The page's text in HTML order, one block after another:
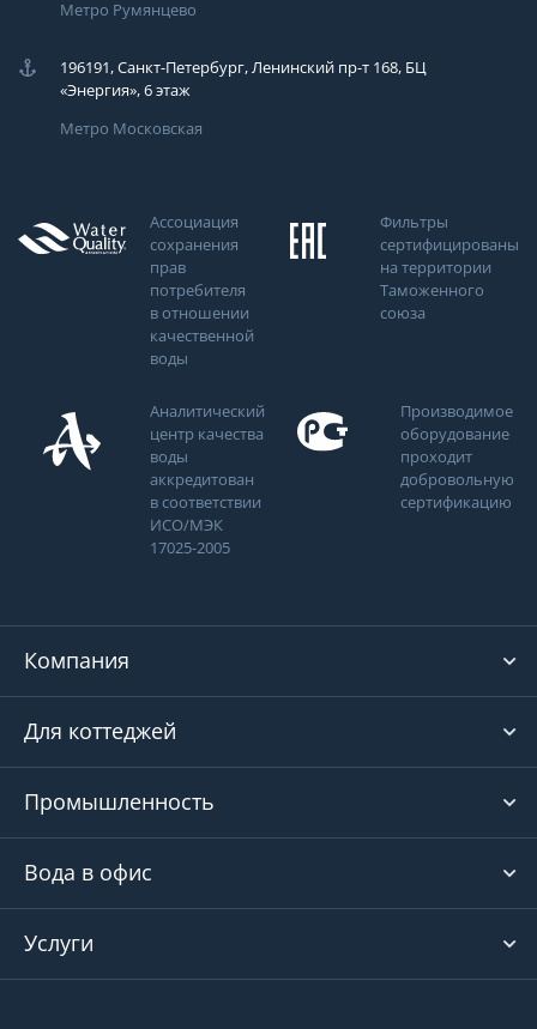
Метро Румянцево
196191, Санкт-Петербург, Ленинский пр-т 168, БЦ
«Энергия», 6 этаж
Метро Московская
Ассоциация
сохранения
прав
потребителя
в отношении
качественной
воды
Фильтры
сертифицированы
на территории
Таможенного
союза
Аналитический
центр качества
воды
аккредитован
в соответствии
ИСО/МЭК
17025-2005
Производимое
оборудование
проходит
добровольную
сертификацию
Компания
Для коттеджей
Промышленность
Вода в офис
Услуги